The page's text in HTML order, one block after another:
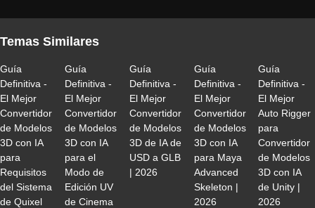
Temas Similares
Guía
Definitiva -
El Mejor
Convertidor
de Modelos
3D con IA
para
Requisitos
del Sistema
de Quixel
Guía
Definitiva -
El Mejor
Convertidor
de Modelos
3D con IA
para el
Modo de
Edición UV
de Cinema
Guía
Definitiva -
El Mejor
Convertidor
de Modelos
3D de IA de
USD a GLB
| 2026
Guía
Definitiva -
El Mejor
Convertidor
de Modelos
3D con IA
para Maya
Advanced
Skeleton |
2026
Guía
Definitiva -
El Mejor
Auto Rigger
para
Convertidor
de Modelos
3D con IA
de Unity |
2026